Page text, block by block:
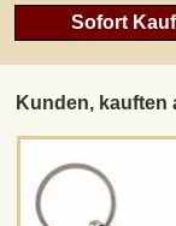
Sofort
Kunden, kauften